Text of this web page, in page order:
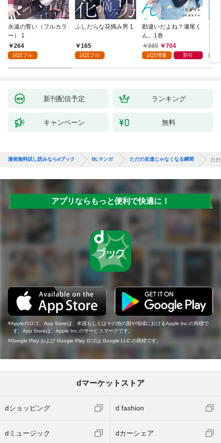
永遠の誓い（フルカラ
ー） 1
264
試読フル
ふしだらな花摘み男 1
165
試読フル
勘違いだよね？瀬尾く
ん。1巻
880
704
試読増量 割引
薄
版
新刊配信予定 ランキング
キャンペーン 無料
漫画無料試し読みならdブック BLマンガ ただの友達じゃなくなる瞬間 た
アプリならもっと便利で快適に！
Appleのロゴ、App Storeは、米国もしくはその他の国や地域におけるApple Inc.の商標で
す。App Storeは、Apple Inc.のサービスマークです。
Google Play および Google Play ロゴは Google LLC の商標です。
dマーケットストア
dショッピング d fashion
dミュージック dカーシェア